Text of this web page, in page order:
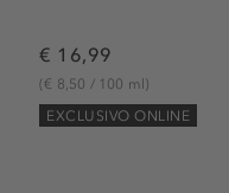
€ 16,99
(€ 8,50 / 100 ml)
EXCLUSIVO ONLINE